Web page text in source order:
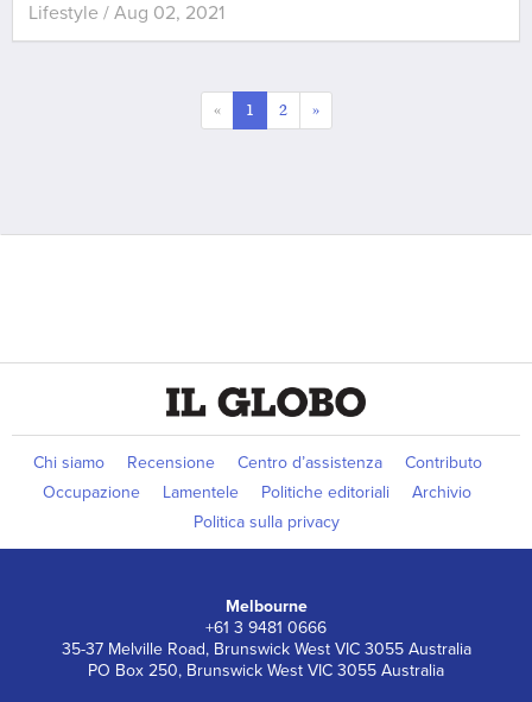
Lifestyle / Aug 02, 2021
« 1 2 »
Chi siamo Recensione Centro d’assistenza
Contributo
Occupazione
Lamentele Politiche editoriali
Archivio
Politica sulla privacy
Melbourne
+61 3 9481 0666
35-37 Melville Road, Brunswick West VIC 3055 Australia
PO Box 250, Brunswick West VIC 3055 Australia